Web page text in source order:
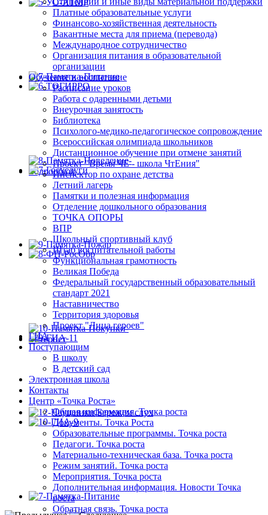
Платные образовательные услуги
Финансово-хозяйственная деятельность
Вакантные места для приема (перевода)
Международное сотрудничество
Организация питания в образовательной
организации
Обучение и воспитание
Расписание уроков
Работа с одаренными детьми
Внеурочная занятость
Библиотека
Психолого-медико-педагогическое сопровождение
Всероссийская олимпиада школьников
Дистанционное обучение при отмене занятий
Проект "Время ЧЕ - школа ЧтЕния"
Инспектор по охране детства
Летний лагерь
Памятки и полезная информация
Отделение дошкольного образования
ТОЧКА ОПОРЫ
ВПР
Школьный спортивный клуб
Штаб воспитательной работы
Функциональная грамотность
Великая Победа
Федеральный государственный образовательный
стандарт 2021
Наставничество
Территория здоровья
Проект "Лица героев"
ГИА
Поступающим
В школу
В детский сад
Электронная школа
Контакты
Центр «Точка Роста»
Общая информация. Точка роста
Документы. Точка Роста
Образовательные программы. Точка роста
Педагоги. Точка роста
Материально-техническая база. Точка роста
Режим занятий. Точка роста
Мероприятия. Точка роста
Дополнительная информация. Новости Точка
роста
Обратная связь. Точка роста